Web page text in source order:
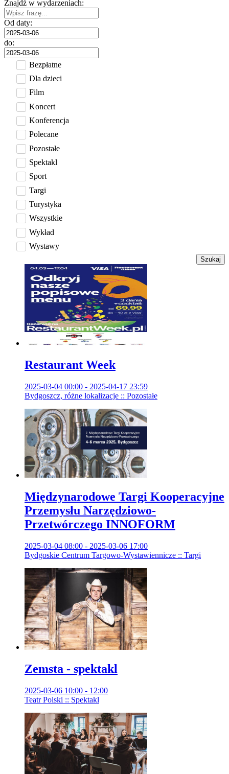
Znajdź w wydarzeniach:
Od daty:
do:
Bezpłatne
Dla dzieci
Film
Koncert
Konferencja
Polecane
Pozostałe
Spektakl
Sport
Targi
Turystyka
Wszystkie
Wykład
Wystawy
Szukaj
Restaurant Week
2025-03-04 00:00 - 2025-04-17 23:59
Bydgoszcz, różne lokalizacje :: Pozostałe
Międzynarodowe Targi Kooperacyjne
Przemysłu Narzędziowo-
Przetwórczego INNOFORM
2025-03-04 08:00 - 2025-03-06 17:00
Bydgoskie Centrum Targowo-Wystawiennicze :: Targi
Zemsta - spektakl
2025-03-06 10:00 - 12:00
Teatr Polski :: Spektakl